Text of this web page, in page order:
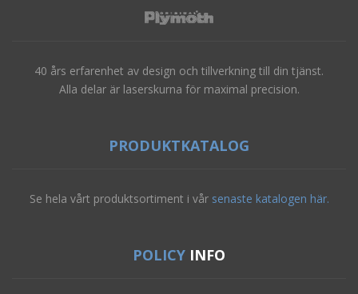
40 års erfarenhet av design och tillverkning till din tjänst.
Alla delar är laserskurna för maximal precision.
PRODUKTKATALOG
Se hela vårt produktsortiment i vår senaste katalogen här.
POLICY INFO